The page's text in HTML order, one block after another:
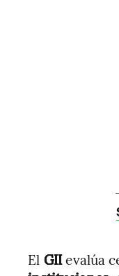
El GIIevalúa